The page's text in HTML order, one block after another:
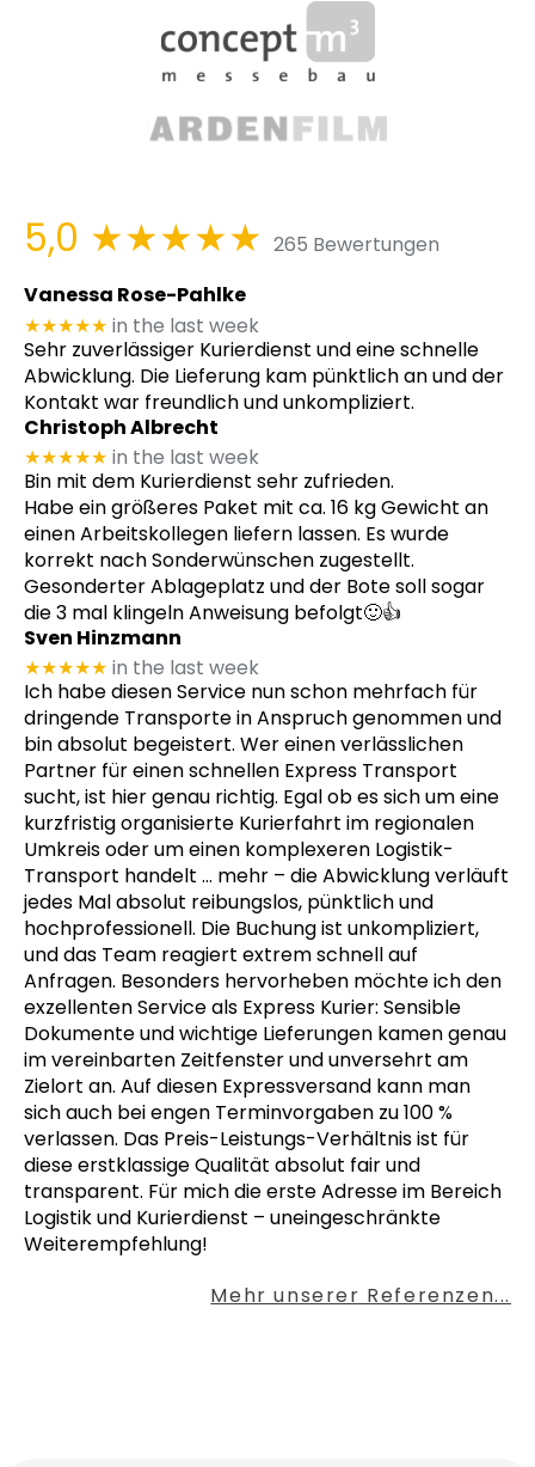
5,0 ★★★★★ 265 Bewertungen
Vanessa Rose-Pahlke
★★★★★ in the last week
Sehr zuverlässiger Kurierdienst und eine schnelle
Abwicklung. Die Lieferung kam pünktlich an und der
Kontakt war freundlich und unkompliziert.
Christoph Albrecht
★★★★★ in the last week
Bin mit dem Kurierdienst sehr zufrieden.
Habe ein größeres Paket mit ca. 16 kg Gewicht an
einen Arbeitskollegen liefern lassen. Es wurde
korrekt nach Sonderwünschen zugestellt.
Gesonderter Ablageplatz und der Bote soll sogar
die 3 mal klingeln Anweisung befolgt🙂👍
Sven Hinzmann
★★★★★ in the last week
Ich habe diesen Service nun schon mehrfach für
dringende Transporte in Anspruch genommen und
bin absolut begeistert. Wer einen verlässlichen
Partner für einen schnellen Express Transport
sucht, ist hier genau richtig. Egal ob es sich um eine
kurzfristig organisierte Kurierfahrt im regionalen
Umkreis oder um einen komplexeren Logistik-
Transport handelt … mehr – die Abwicklung verläuft
jedes Mal absolut reibungslos, pünktlich und
hochprofessionell. Die Buchung ist unkompliziert,
und das Team reagiert extrem schnell auf
Anfragen. Besonders hervorheben möchte ich den
exzellenten Service als Express Kurier: Sensible
Dokumente und wichtige Lieferungen kamen genau
im vereinbarten Zeitfenster und unversehrt am
Zielort an. Auf diesen Expressversand kann man
sich auch bei engen Terminvorgaben zu 100 %
verlassen. Das Preis-Leistungs-Verhältnis ist für
diese erstklassige Qualität absolut fair und
transparent. Für mich die erste Adresse im Bereich
Logistik und Kurierdienst – uneingeschränkte
Weiterempfehlung!
Mehr unserer Referenzen...